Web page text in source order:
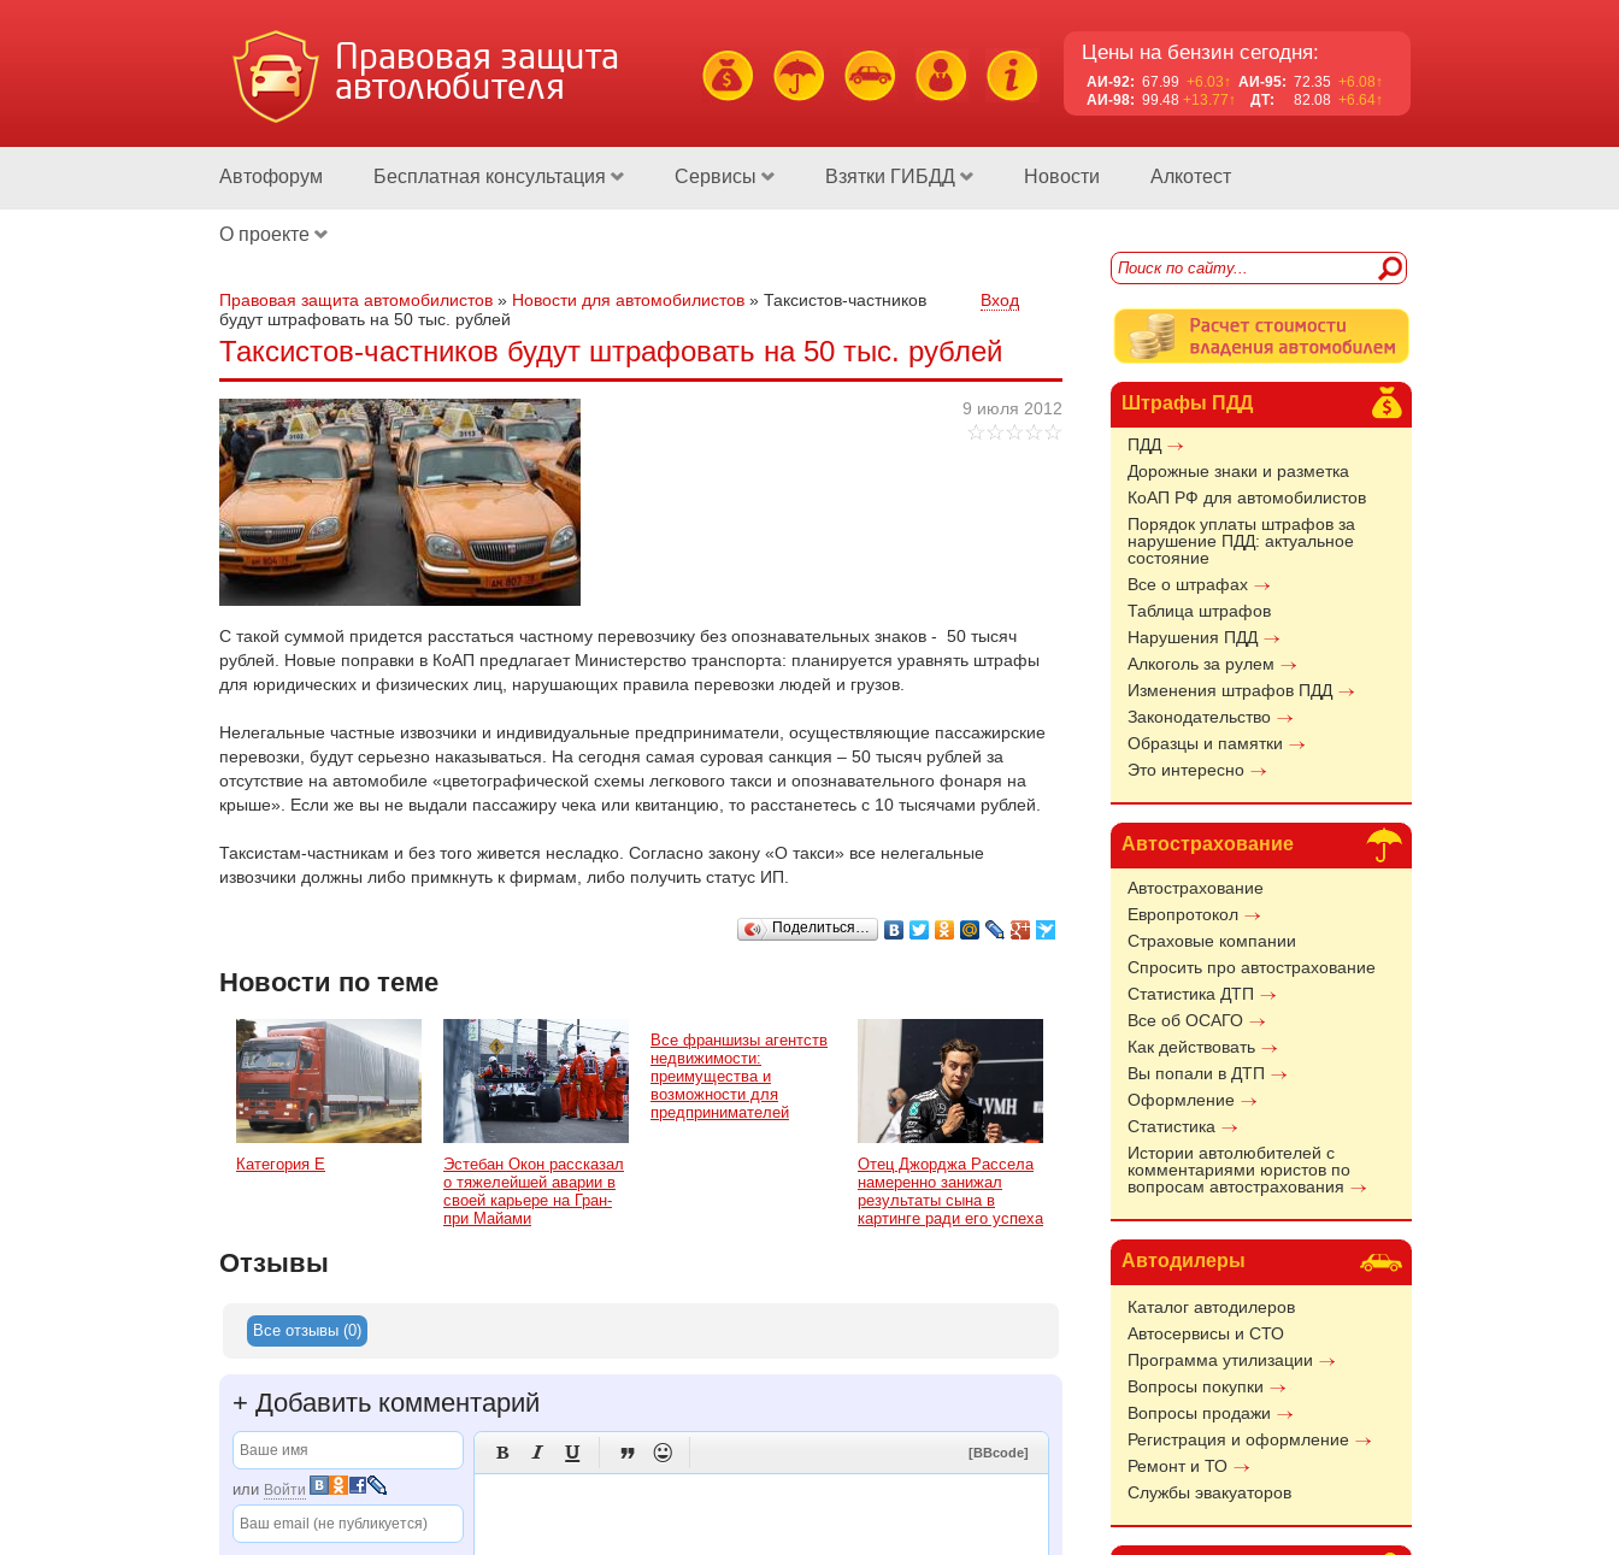
Правовая защита
автолюбителя
Цены на бензин сегодня:
АИ-92: 67.99 +6.03↑ АИ-95: 72.35 +6.08↑
АИ-98: 99.48 +13.77↑ ДТ: 82.08 +6.64↑
Автофорум Бесплатная консультация Сервисы Взятки ГИБДД Новости Алкотест
О проекте
Штрафы ПДД
ПДД
Дорожные знаки и разметка
КоАП РФ для автомобилистов
Порядок уплаты штрафов за
нарушение ПДД: актуальное
состояние
Все о штрафах
Таблица штрафов
Нарушения ПДД
Алкоголь за рулем
Изменения штрафов ПДД
Законодательство
Образцы и памятки
Это интересно
Автострахование
Автострахование
Европротокол
Страховые компании
Спросить про автострахование
Статистика ДТП
Все об ОСАГО
Как действовать
Вы попали в ДТП
Оформление
Статистика
Истории автолюбителей с
комментариями юристов по
вопросам автострахования
Автодилеры
Каталог автодилеров
Автосервисы и СТО
Программа утилизации
Вопросы покупки
Вопросы продажи
Регистрация и оформление
Ремонт и ТО
Службы эвакуаторов
Правовая защита автомобилистов » Новости для автомобилистов » Таксистов-частников
будут штрафовать на 50 тыс. рублей
Вход
Таксистов-частников будут штрафовать на 50 тыс. рублей
9 июля 2012
С такой суммой придется расстаться частному перевозчику без опознавательных знаков - 50 тысяч
рублей. Новые поправки в КоАП предлагает Министерство транспорта: планируется уравнять штрафы
для юридических и физических лиц, нарушающих правила перевозки людей и грузов.
Нелегальные частные извозчики и индивидуальные предприниматели, осуществляющие пассажирские
перевозки, будут серьезно наказываться. На сегодня самая суровая санкция – 50 тысяч рублей за
отсутствие на автомобиле «цветографической схемы легкового такси и опознавательного фонаря на
крыше». Если же вы не выдали пассажиру чека или квитанцию, то расстанетесь с 10 тысячами рублей.
Таксистам-частникам и без того живется несладко. Согласно закону «О такси» все нелегальные
извозчики должны либо примкнуть к фирмам, либо получить статус ИП.
Поделиться…
Новости по теме
Категория Е
Эстебан Окон рассказал
о тяжелейшей аварии в
своей карьере на Гран-
при Майами
Все франшизы агентств
недвижимости:
преимущества и
возможности для
предпринимателей
Отец Джорджа Рассела
намеренно занижал
результаты сына в
картинге ради его успеха
Отзывы
Все отзывы (0)
+ Добавить комментарий
или Войти
     [BBcode]